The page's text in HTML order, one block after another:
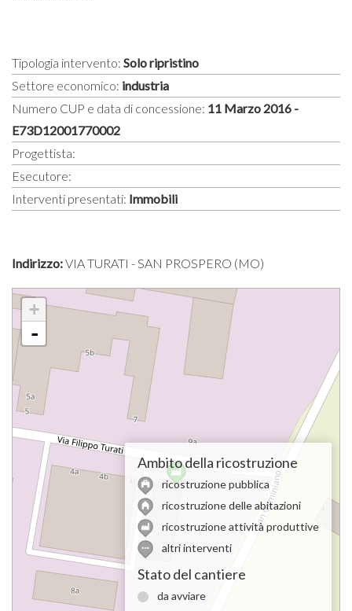
Tipologia intervento: Solo ripristino
Settore economico: industria
Numero CUP e data di concessione: 11 Marzo 2016 -
E73D12001770002
Progettista:
Esecutore:
Interventi presentati: Immobili
Indirizzo:VIA TURATI - SAN PROSPERO (MO)
+
-
Ambito della ricostruzione
ricostruzione pubblica
ricostruzione delle abitazioni
ricostruzione attività produttive
altri interventi
Stato del cantiere
da avviare